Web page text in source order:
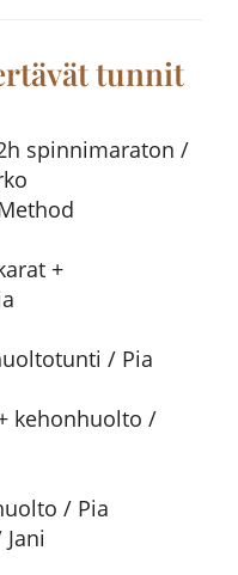
tunnit
spinnimaraton /
+
/ Pia
kehonhuolto /
/ Pia